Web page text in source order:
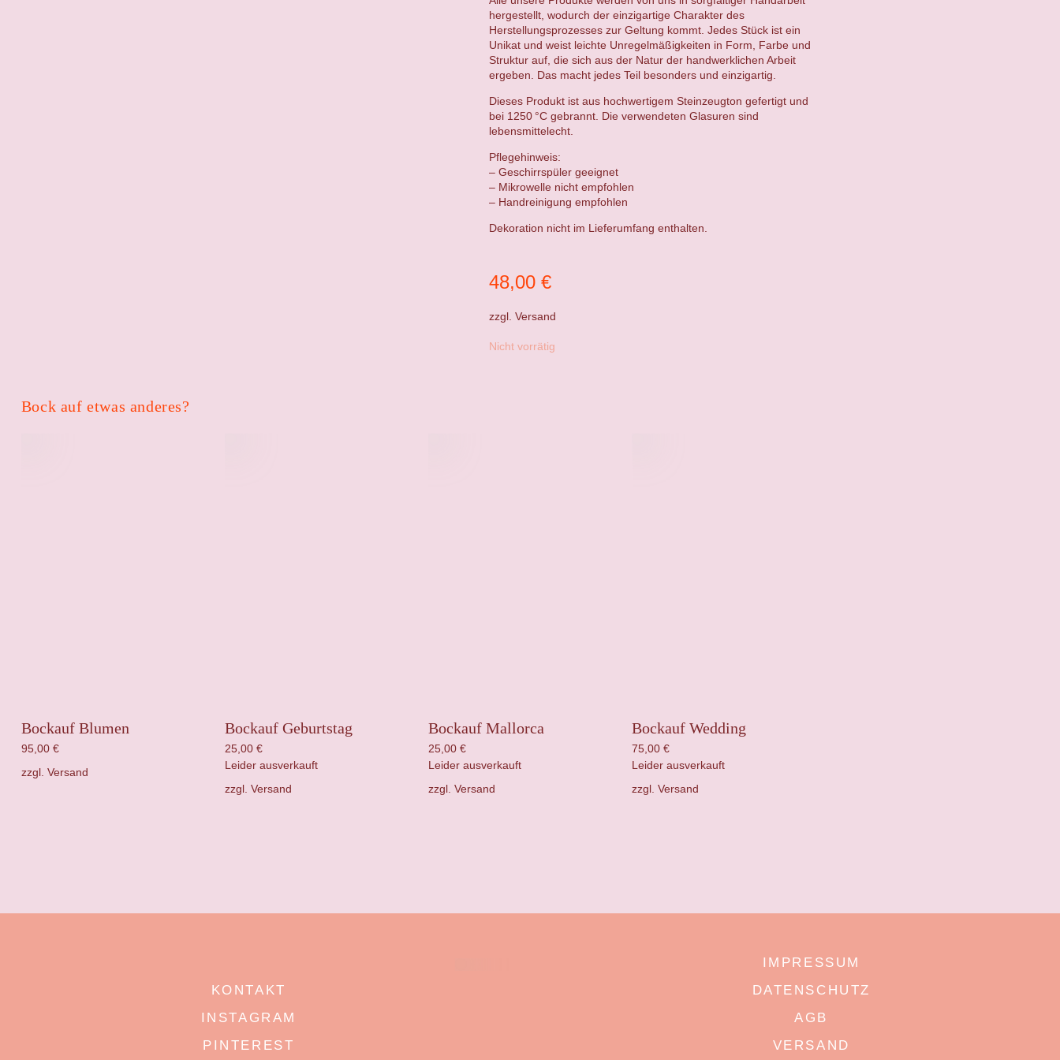
zzgl.Versand
48,00€
Nicht vorrätig
hergestellt, wodurch der einzigartige Charakter des
Herstellungsprozesses zur Geltung kommt. Jedes Stück ist ein
Unikat und weist leichte Unregelmäßigkeiten in Form, Farbe und
Struktur auf, die sich aus der Natur der handwerklichen Arbeit
ergeben. Das macht jedes Teil besonders und einzigartig.
Dieses Produkt ist aus hochwertigem Steinzeugton gefertigt und
bei 1250 °C gebrannt. Die verwendeten Glasuren sind
lebensmittelecht.
Pflegehinweis:
– Geschirrspüler geeignet
– Mikrowelle nicht empfohlen
– Handreinigung empfohlen
Dekoration nicht im Lieferumfang enthalten.
Bock auf etwas anderes?
Bockauf Blumen
95,00 €
zzgl. Versand
Bockauf Geburtstag
25,00 €
Leider ausverkauft
zzgl. Versand
Bockauf Mallorca
25,00 €
Leider ausverkauft
zzgl. Versand
Bockauf Wedding
75,00€
Leider ausverkauft
zzgl.Versand
KONTAKT
INSTAGRAM
PINTEREST
IMPRESSUM
DATENSCHUTZ
AGB
VERSAND